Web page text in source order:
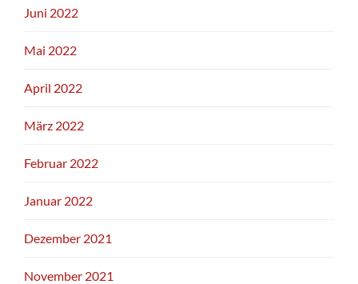
Juni 2022
Mai 2022
April 2022
März 2022
Februar 2022
Januar 2022
Dezember 2021
November 2021